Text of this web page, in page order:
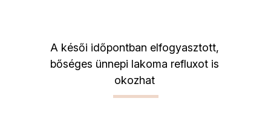
A késői időpontban elfogyasztott,
bőséges ünnepi lakoma refluxot is
okozhat